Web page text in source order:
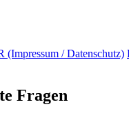
(Impressum / Datenschutz)
Fragen